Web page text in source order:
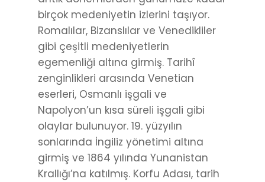
birçok medeniyetin izlerini taşıyor.
Romalılar, Bizanslılar ve Venedikliler
gibi çeşitli medeniyetlerin
egemenliği altına girmiş. Tarihî
zenginlikleri arasında Venetian
eserleri, Osmanlı işgali ve
Napolyon’un kısa süreli işgali gibi
olaylar bulunuyor. 19. yüzyılın
sonlarında İngiliz yönetimi altına
girmiş ve 1864 yılında Yunanistan
Krallığı’na katılmış. Korfu Adası, tarih